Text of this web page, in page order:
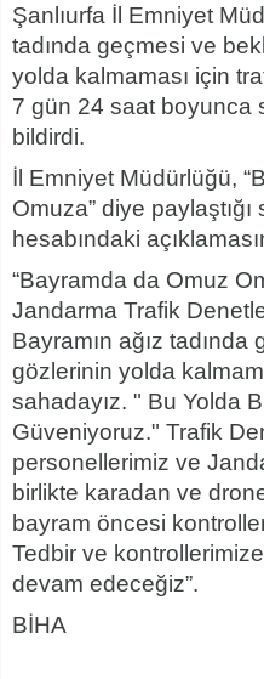
Şanlıurfa İl Emniyet
tadında geçmesi ve
yolda kalmaması için
7 gün 24 saat boyunca
bildirdi.
İl Emniyet Müdürlüğü,
Omuza” diye
hesabındaki
“Bayramda da Omuz
Jandarma Trafik
Bayramın ağız
gözlerinin yolda
sahadayız. " Bu Yolda
Güveniyoruz." Trafik
personellerimiz ve
birlikte karadan ve
bayram öncesi
Tedbir ve
devam edeceğiz”.
BİHA